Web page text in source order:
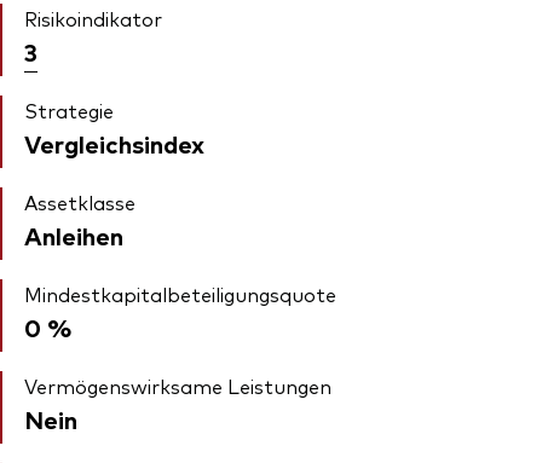
Risikoindikator
3
Strategie
Vergleichsindex
Assetklasse
Anleihen
Mindestkapitalbeteiligungsquote
0 %
Vermögenswirksame Leistungen
Nein